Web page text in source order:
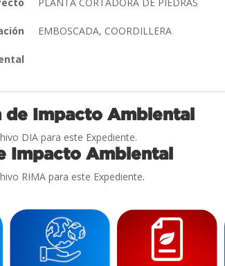
EMBOSCADA, COORDILLERA
de Impacto Ambiental
DIA para este Expediente.
Impacto Ambiental
RIMA para este Expediente.